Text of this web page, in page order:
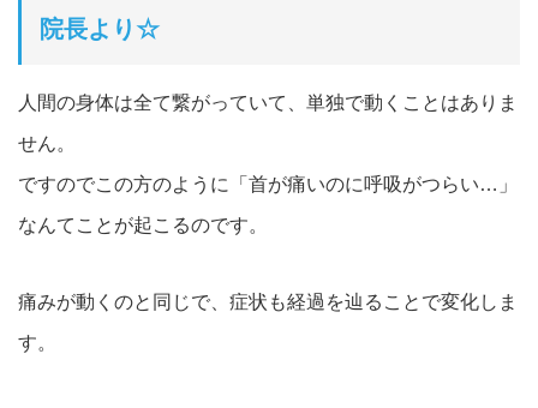
院長より☆
人間の身体は全て繋がっていて、単独で動くことはありま
せん。
ですのでこの方のように「首が痛いのに呼吸がつらい…」
なんてことが起こるのです。
痛みが動くのと同じで、症状も経過を辿ることで変化しま
す。